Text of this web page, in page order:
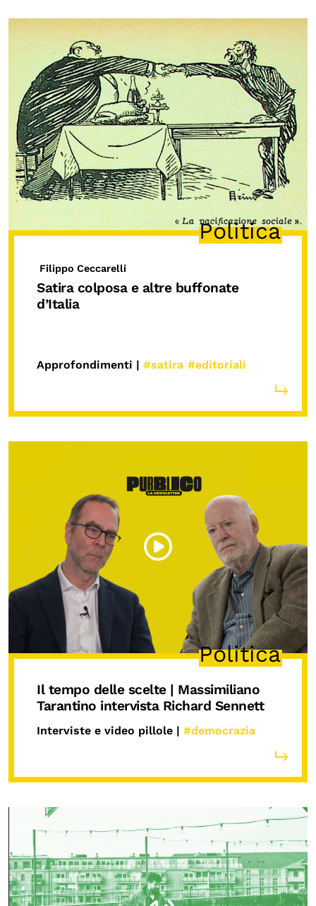
Politica
Filippo Ceccarelli
Satira colposa e altre buffonate
d’Italia
Approfondimenti | #satira #editoriali
Politica
Il tempo delle scelte | Massimiliano
Tarantino intervista Richard Sennett
Interviste e video pillole | #democrazia